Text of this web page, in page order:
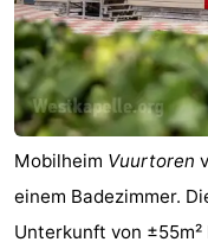
Mobilheim Vuurtoren
einem Badezimmer.
Unterkunft von